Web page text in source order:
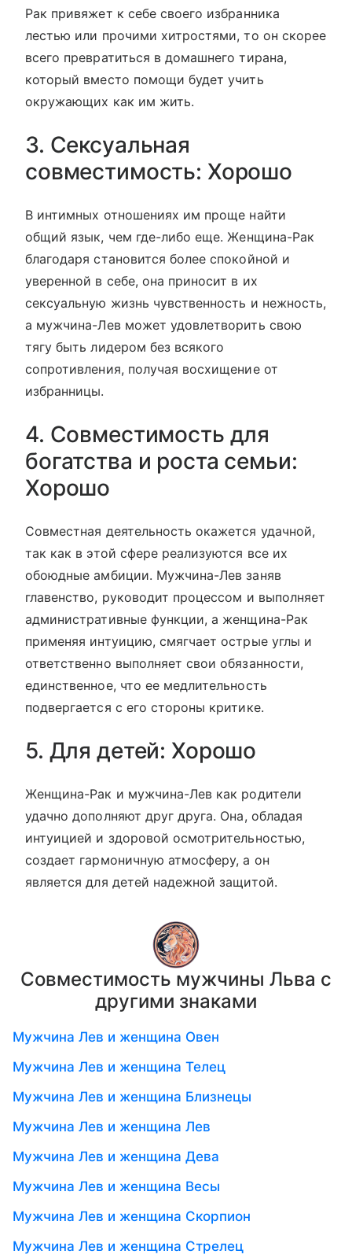
Рак привяжет к себе своего избранника
лестью или прочими хитростями, то он скорее
всего превратиться в домашнего тирана,
который вместо помощи будет учить
окружающих как им жить.
3. Сексуальная
совместимость: Хорошо
В интимных отношениях им проще найти
общий язык, чем где-либо еще. Женщина-Рак
благодаря становится более спокойной и
уверенной в себе, она приносит в их
сексуальную жизнь чувственность и нежность,
а мужчина-Лев может удовлетворить свою
тягу быть лидером без всякого
сопротивления, получая восхищение от
избранницы.
4. Совместимость для
богатства и роста семьи:
Хорошо
Совместная деятельность окажется удачной,
так как в этой сфере реализуются все их
обоюдные амбиции. Мужчина-Лев заняв
главенство, руководит процессом и выполняет
административные функции, а женщина-Рак
применяя интуицию, смягчает острые углы и
ответственно выполняет свои обязанности,
единственное, что ее медлительность
подвергается с его стороны критике.
5. Для детей: Хорошо
Женщина-Рак и мужчина-Лев как родители
удачно дополняют друг друга. Она, обладая
интуицией и здоровой осмотрительностью,
создает гармоничную атмосферу, а он
является для детей надежной защитой.
Совместимость мужчины Льва с
другими знаками
Мужчина Лев и женщина Овен
Мужчина Лев и женщина Телец
Мужчина Лев и женщина Близнецы
Мужчина Лев и женщина Лев
Мужчина Лев и женщина Дева
Мужчина Лев и женщина Весы
Мужчина Лев и женщина Скорпион
Мужчина Лев и женщина Стрелец